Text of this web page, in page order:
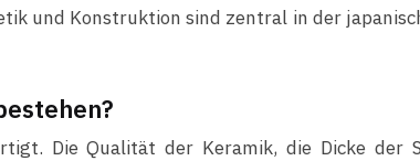
und Konstruktion sind zentral in der
Die Qualität der Keramik, die Dicke der